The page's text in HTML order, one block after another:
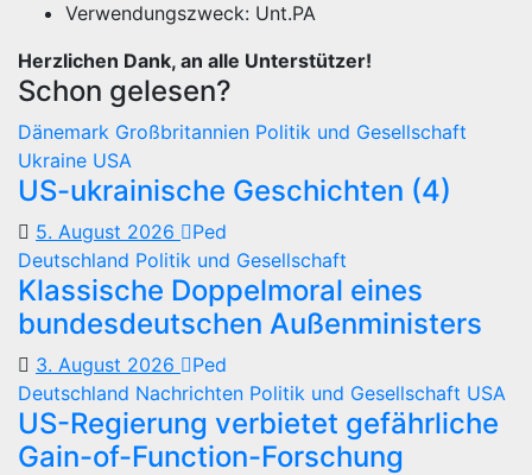
Verwendungszweck: Unt.PA
Herzlichen Dank, an alle Unterstützer!
Schon gelesen?
Dänemark Großbritannien Politik und Gesellschaft
Ukraine USA
US-ukrainische Geschichten (4)
5. August 2026
Ped
Deutschland Politik und Gesellschaft
Klassische Doppelmoral eines
bundesdeutschen Außenministers
3. August 2026
Ped
Deutschland Nachrichten Politik und Gesellschaft USA
US-Regierung verbietet gefährliche
Gain-of-Function-Forschung